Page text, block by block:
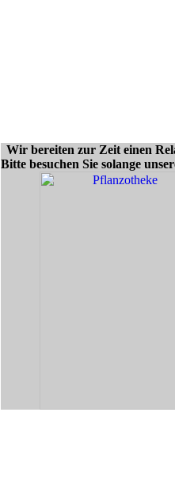
Wir bereiten zur Zeit einen
Bitte besuchen Sie solange